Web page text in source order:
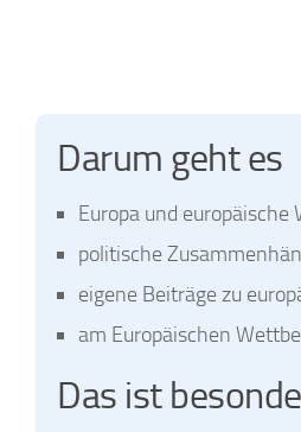
Darum geht es
Europa und europäische
politische
eigene Beiträge zu
am Europäischen
Das ist